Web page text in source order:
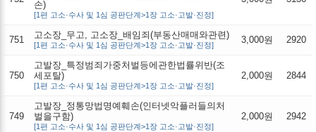
손)
[1편 고소·수사 및 1심 공판단계>1장 고소·고발·진정]
751 고소장_무고, 고소장_배임죄(부동산매매와관련)
[1편 고소·수사 및 1심 공판단계>1장 고소·고발·진정] 3,000원 2920
750
고발장_특정범죄가중처벌등에관한법률위반(조
세포탈)
[1편 고소·수사 및 1심 공판단계>1장 고소·고발·진정]
2,000원 2844
749
고발장_정통망법명예훼손(인터넷악플러들의처
벌을구함)
[1편 고소·수사 및 1심 공판단계>1장 고소·고발·진정]
2,000원 2942